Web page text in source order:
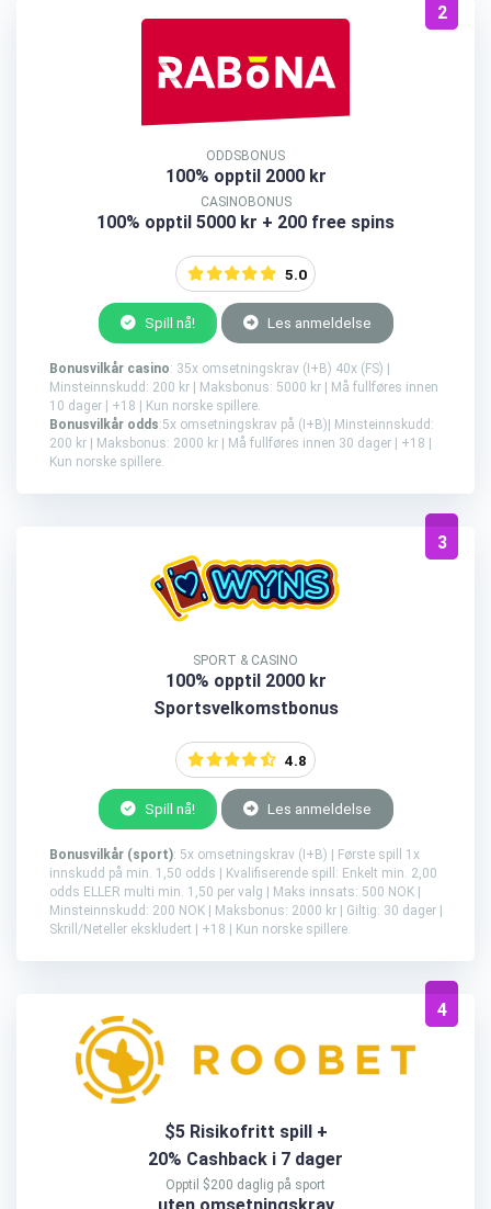
2
ODDSBONUS
100% opptil 2000 kr
CASINOBONUS
100% opptil 5000 kr + 200 free spins
5.0
Spill nå! Les anmeldelse
Bonusvilkår casino: 35x omsetningskrav (I+B) 40x (FS) |
Minsteinnskudd: 200 kr | Maksbonus: 5000 kr | Må fullføres innen
10 dager | +18 | Kun norske spillere.
Bonusvilkår odds:5x omsetningskrav på (I+B)| Minsteinnskudd:
200 kr | Maksbonus: 2000 kr | Må fullføres innen 30 dager | +18 |
Kun norske spillere.
3
SPORT & CASINO
100% opptil 2000 kr
Sportsvelkomstbonus
4.8
Spill nå! Les anmeldelse
Bonusvilkår (sport): 5x omsetningskrav (I+B) | Første spill 1x
innskudd på min. 1,50 odds | Kvalifiserende spill: Enkelt min. 2,00
odds ELLER multi min. 1,50 per valg | Maks innsats: 500 NOK |
Minsteinnskudd: 200 NOK | Maksbonus: 2000 kr | Giltig: 30 dager |
Skrill/Neteller ekskludert | +18 | Kun norske spillere.
4
$5 Risikofritt spill +
20% Cashback i 7 dager
Opptil $200 daglig på sport